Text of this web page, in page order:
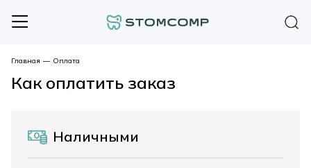
Главная — Оплата
Как оплатить заказ
Наличными